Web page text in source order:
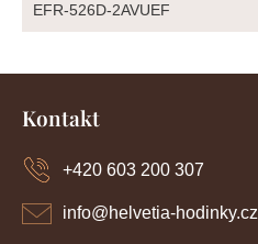
EFR-526D-2AVUEF
Kontakt
info@helvetia-hodinky.cz
+420 603 200 307